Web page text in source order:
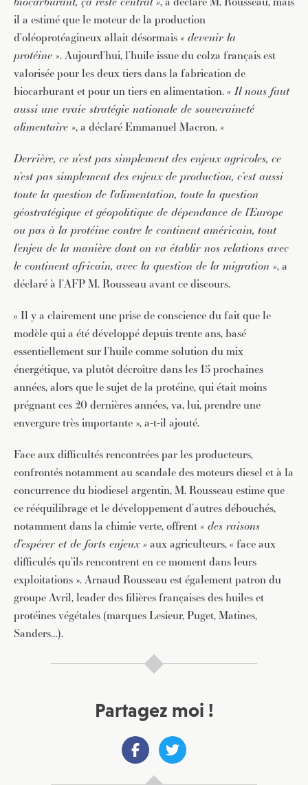
il a estimé que le moteur de la production
d’oléoprotéagineux allait désormais « devenir la
protéine ». Aujourd’hui, l’huile issue du colza français est
valorisée pour les deux tiers dans la fabrication de
biocarburant et pour un tiers en alimentation. « Il nous faut
aussi une vraie stratégie nationale de souveraineté
alimentaire », a déclaré Emmanuel Macron. «
Derrière, ce n’est pas simplement des enjeux agricoles, ce
n’est pas simplement des enjeux de production, c’est aussi
toute la question de l’alimentation, toute la question
géostratégique et géopolitique de dépendance de l’Europe
ou pas à la protéine contre le continent américain, tout
l’enjeu de la manière dont on va établir nos relations avec
le continent africain, avec la question de la migration », a
déclaré à l’AFP M. Rousseau avant ce discours.
« Il y a clairement une prise de conscience du fait que le
modèle qui a été développé depuis trente ans, basé
essentiellement sur l’huile comme solution du mix
énergétique, va plutôt décroître dans les 15 prochaines
années, alors que le sujet de la protéine, qui était moins
prégnant ces 20 dernières années, va, lui, prendre une
envergure très importante », a-t-il ajouté.
Face aux difficultés rencontrées par les producteurs,
confrontés notamment au scandale des moteurs diesel et à la
concurrence du biodiesel argentin, M. Rousseau estime que
ce rééquilibrage et le développement d’autres débouchés,
notamment dans la chimie verte, offrent « des raisons
d’espérer et de forts enjeux » aux agriculteurs, « face aux
difficulés qu’ils rencontrent en ce moment dans leurs
exploitations ». Arnaud Rousseau est également patron du
groupe Avril, leader des filières françaises des huiles et
protéines végétales (marques Lesieur, Puget, Matines,
Sanders…).
Partagez moi !